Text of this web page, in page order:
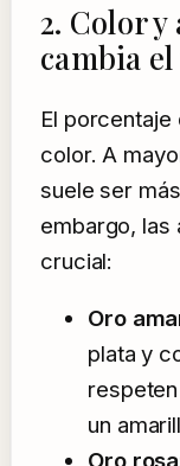
2. Color
cambia
El
color. A
suele ser
embargo, las
crucial:
Oro
plata y
un
Oro